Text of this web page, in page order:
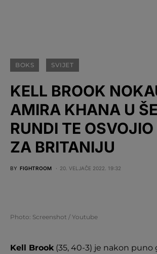
BOKS SVIJET
KELL BROOK
AMIRA KHANA U
RUNDI TE
ZA BRITANIJU
BY FIGHTROOM 20. VELJAČE 2022. 19:32
Photo: Screenshot / Youtube
Kell Brook(35, 40-3) je nakon puno